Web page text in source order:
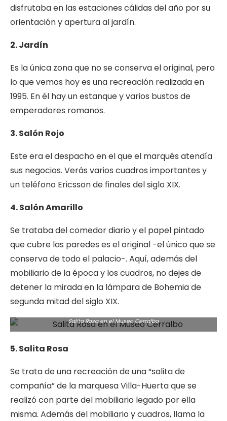
disfrutaba en las estaciones cálidas del año por su
orientación y apertura al jardín.
2. Jardín
Es la única zona que no se conserva el original, pero
lo que vemos hoy es una recreación realizada en
1995. En él hay un estanque y varios bustos de
emperadores romanos.
3. Salón Rojo
Este era el despacho en el que el marqués atendía
sus negocios. Verás varios cuadros importantes y
un teléfono Ericsson de finales del siglo XIX.
4. Salón Amarillo
Se trataba del comedor diario y el papel pintado
que cubre las paredes es el original -el único que se
conserva de todo el palacio-. Aquí, además del
mobiliario de la época y los cuadros, no dejes de
detener la mirada en la lámpara de Bohemia de
segunda mitad del siglo XIX.
Salita Rosa en el Museo Cerralbo
5. Salita Rosa
Se trata de una recreación de una “salita de
compañía” de la marquesa Villa-Huerta que se
realizó con parte del mobiliario legado por ella
misma. Además del mobiliario y cuadros, llama la